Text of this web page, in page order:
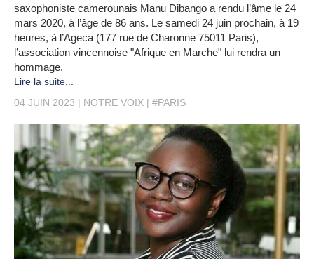
saxophoniste camerounais Manu Dibango a rendu l’âme le 24
mars 2020, à l’âge de 86 ans. Le samedi 24 juin prochain, à 19
heures, à l’Ageca (177 rue de Charonne 75011 Paris),
l’association vincennoise "Afrique en Marche" lui rendra un
hommage.
Lire la suite...
04 JUIN 2023
NOTRE VOIX #PARIS